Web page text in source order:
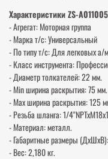
Характеристики ZS-
- Агрегат: Моторная группа
- Марка т/с: Универсальный
- По типу т/с: Для легковых а/
- Класс инструмента:
- Диаметр толкателей: 22 мм.
- Min ширина раскрытия: 75 мм.
- Max ширина раскрытия: 125
- Резьба шланга: 1/
- Материал: металл.
- Габаритные размеры
- Вес: 2,180 кг.